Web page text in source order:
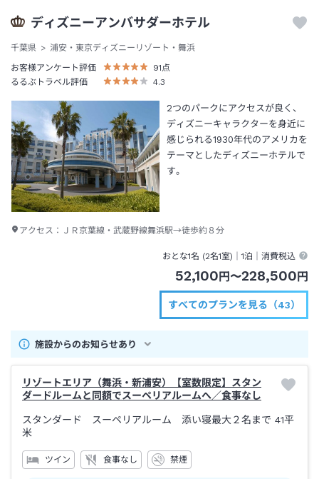
ディズニーアンバサダーホテル
千葉県
浦安・東京ディズニーリゾート・舞浜
お客様アンケート評価
91 点
るるぶトラベル評価
4.3
2つのパークにアクセスが良く、
ディズニーキャラクターを身近に
感じられる1930年代のアメリカを
テーマとしたディズニーホテルで
す。
アクセス： ＪＲ京葉線・武蔵野線舞浜駅→徒歩約８分
おとな1名 (2名1室)｜1泊 ｜消費税込
52,100 円 〜228,500 円
すべてのプランを見る（43）
施設からのお知らせあり
リゾートエリア（舞浜・新浦安）【室数限定】スタン
ダードルームと同額でスーペリアルームへ／食事なし
スタンダード スーペリアルーム 添い寝最大２名まで 41平
米
ツイン 食事なし 禁煙